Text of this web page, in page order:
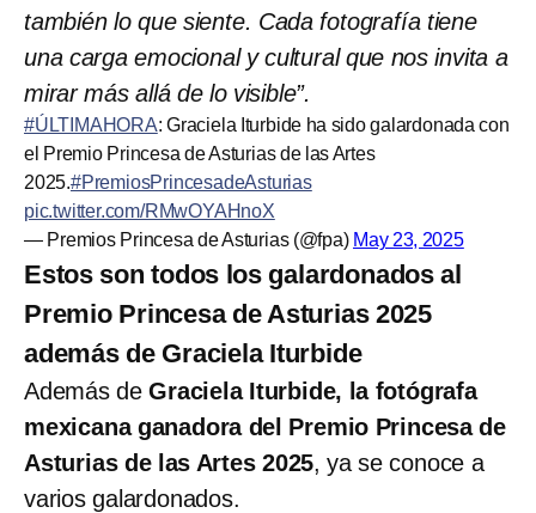
también lo que siente. Cada fotografía tiene
una carga emocional y cultural que nos invita a
mirar más allá de lo visible”.
#ÚLTIMAHORA: Graciela Iturbide ha sido galardonada con
el Premio Princesa de Asturias de las Artes
2025.#PremiosPrincesadeAsturias
pic.twitter.com/RMwOYAHnoX
— Premios Princesa de Asturias (@fpa) May 23, 2025
Estos son todos los galardonados al
Premio Princesa de Asturias 2025
además de Graciela Iturbide
Además deGraciela Iturbide, la fotógrafa
mexicana ganadora del Premio Princesa de
Asturias de las Artes 2025, ya se conoce a
varios galardonados.